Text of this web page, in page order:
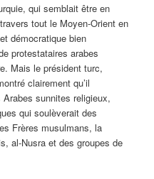
qui semblait être en
tout le Moyen-Orient en
démocratique bien
protestataires arabes
Mais le président turc,
clairement qu’il
sunnites religieux,
qui soulèverait des
Frères musulmans, la
al-Nusra et des groupes de